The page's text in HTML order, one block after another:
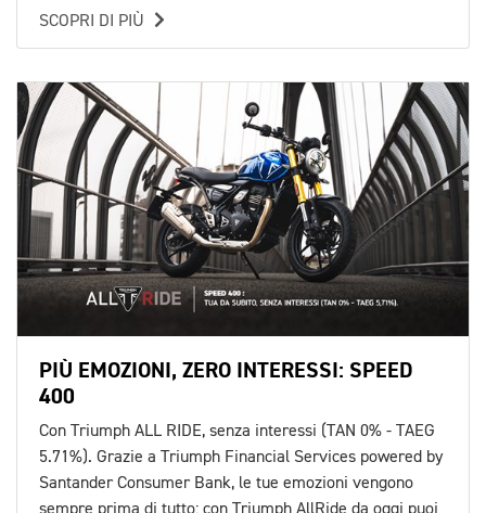
SCOPRI DI PIÙ
PIÙ EMOZIONI, ZERO INTERESSI: SPEED
400
Con Triumph ALL RIDE, senza interessi (TAN 0% - TAEG
5.71%). Grazie a Triumph Financial Services powered by
Santander Consumer Bank, le tue emozioni vengono